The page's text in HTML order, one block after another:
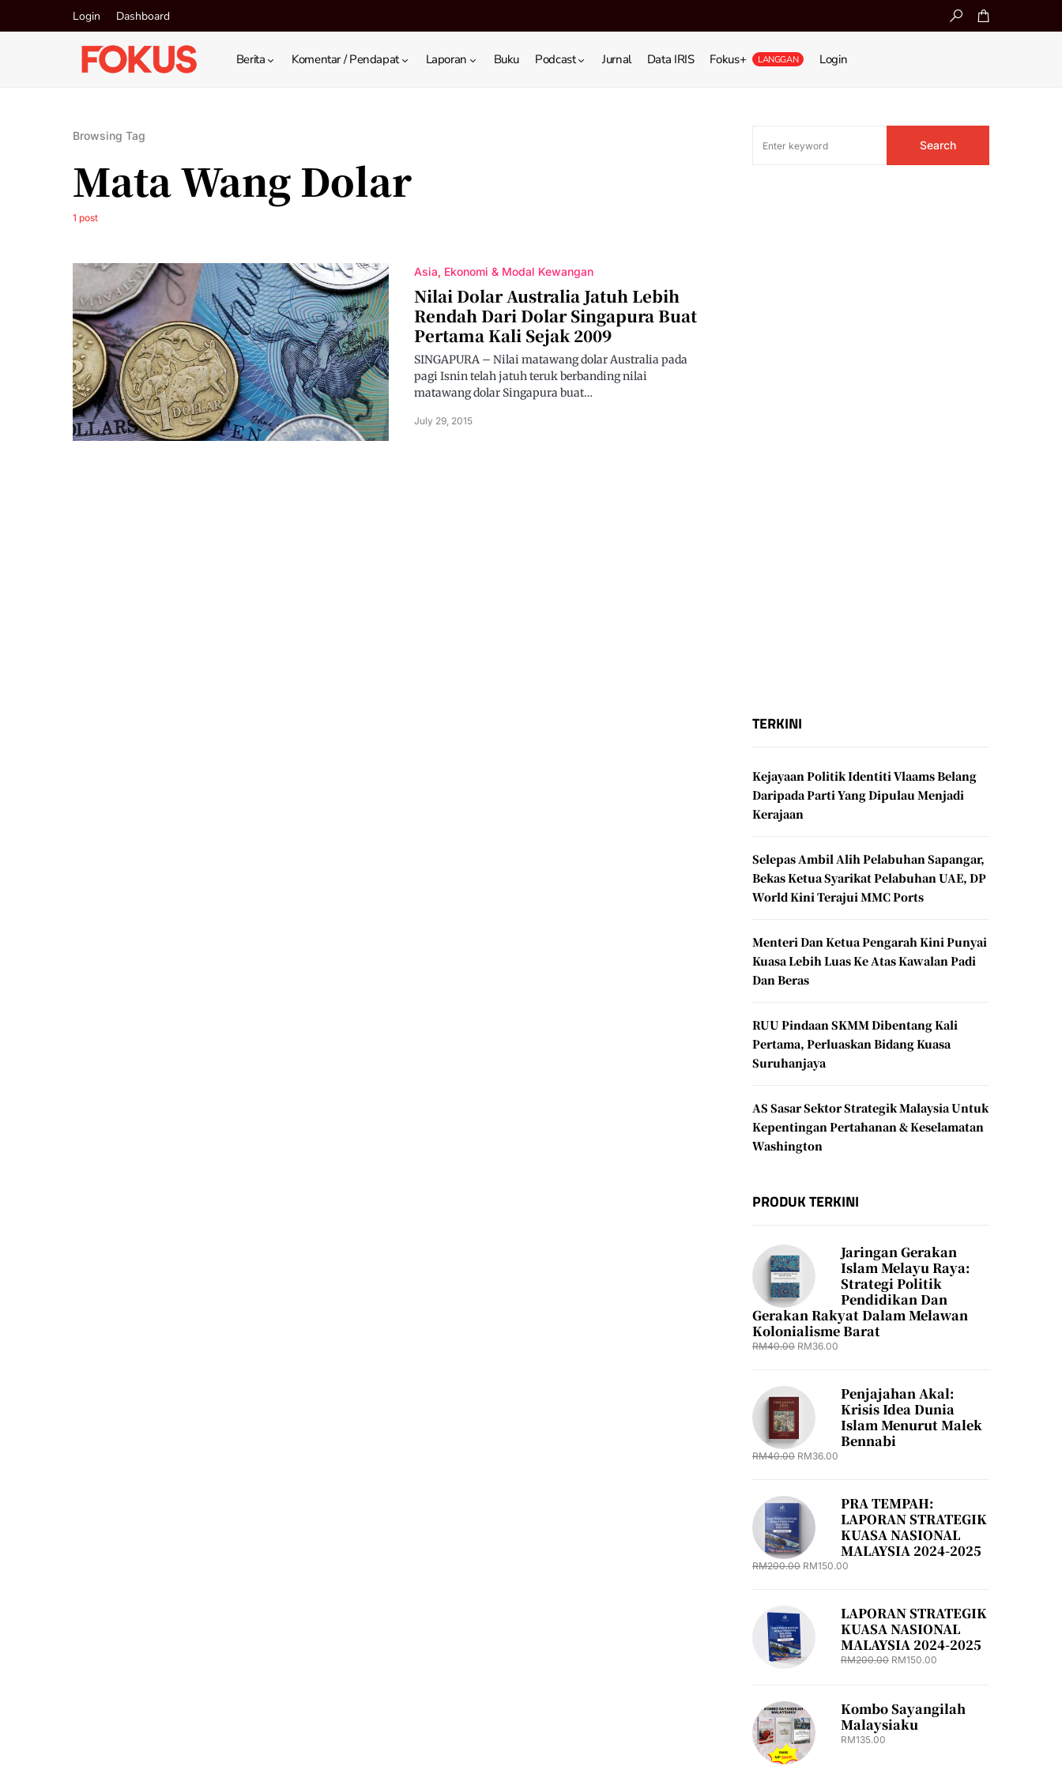
Login Dashboard
Berita Komentar / Pendapat Laporan Buku Podcast Jurnal Data IRIS Fokus+ LANGGAN Login
Browsing Tag
Mata Wang Dolar
1 post
Asia Ekonomi & Modal Kewangan
Nilai Dolar Australia Jatuh Lebih
Rendah Dari Dolar Singapura Buat
Pertama Kali Sejak 2009
SINGAPURA – Nilai matawang dolar Australia pada
pagi Isnin telah jatuh teruk berbanding nilai
matawang dolar Singapura buat…
July 29, 2015
Search
TERKINI
Kejayaan Politik Identiti Vlaams Belang
Daripada Parti Yang Dipulau Menjadi
Kerajaan
Selepas Ambil Alih Pelabuhan Sapangar,
Bekas Ketua Syarikat Pelabuhan UAE, DP
World Kini Terajui MMC Ports
Menteri Dan Ketua Pengarah Kini Punyai
Kuasa Lebih Luas Ke Atas Kawalan Padi
Dan Beras
RUU Pindaan SKMM Dibentang Kali
Pertama, Perluaskan Bidang Kuasa
Suruhanjaya
AS Sasar Sektor Strategik Malaysia Untuk
Kepentingan Pertahanan & Keselamatan
Washington
PRODUK TERKINI
Jaringan Gerakan
Islam Melayu Raya:
Strategi Politik
Pendidikan Dan
Gerakan Rakyat Dalam Melawan
Kolonialisme Barat
RM40.00 RM36.00
Penjajahan Akal:
Krisis Idea Dunia
Islam Menurut Malek
Bennabi
RM40.00 RM36.00
PRA TEMPAH:
LAPORAN STRATEGIK
KUASA NASIONAL
MALAYSIA 2024-2025
RM200.00 RM150.00
LAPORAN STRATEGIK
KUASA NASIONAL
MALAYSIA 2024-2025
RM200.00 RM150.00
Kombo Sayangilah
Malaysiaku
RM135.00